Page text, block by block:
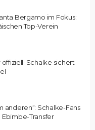
Bergamo im Fokus:
Top-Verein
Schalke sichert
anderen“: Schalke-Fans
Transfer